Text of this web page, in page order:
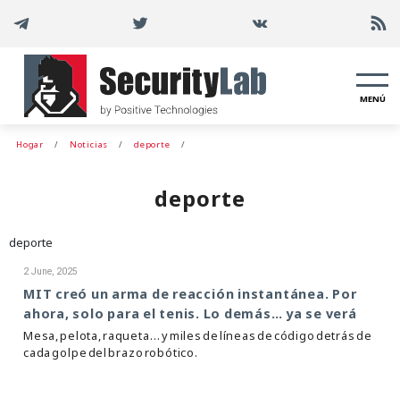
MENÚ
Hogar Noticias deporte
deporte
deporte
2 June, 2025
MIT creó un arma de reacción instantánea. Por
ahora, solo para el tenis. Lo demás… ya se verá
Mesa, pelota, raqueta… y miles de líneas de código detrás de
cada golpe del brazo robótico.